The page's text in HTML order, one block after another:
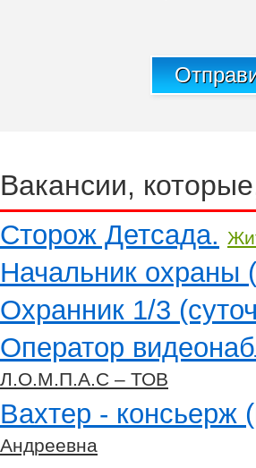
Вакансии,
Сторож Детсада.
Начальник охраны
Охранник 1/3
Оператор
Л.О.М.П.А.С – ТОВ
Вахтер - консьерж
Андреевна